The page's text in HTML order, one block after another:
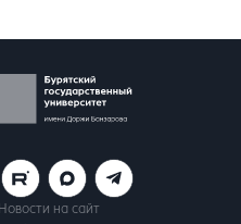
Новости на сайт